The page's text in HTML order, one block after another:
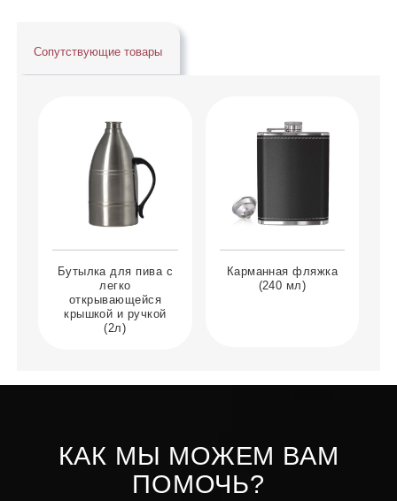
Сопутствующие товары
Бутылка для пива с
легко
открывающейся
крышкой и ручкой
(2л)
Карманная фляжка
(240 мл)
КАК МЫ МОЖЕМ ВАМ
ПОМОЧЬ?